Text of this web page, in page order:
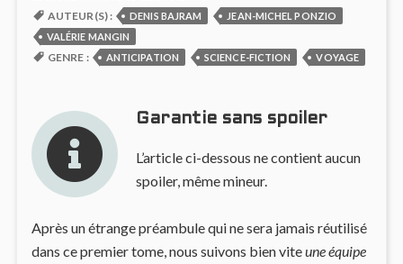
AUTEUR(S) :
DENIS BAJRAM
JEAN-MICHEL PONZIO
VALÉRIE MANGIN
GENRE : ANTICIPATION SCIENCE-FICTION VOYAGE
Garantie sans spoiler
L’article ci-dessous ne contient aucun
spoiler, même mineur.
Après un étrange préambule qui ne sera jamais réutilisé
dans ce premier tome, nous suivons bien viteune équipe